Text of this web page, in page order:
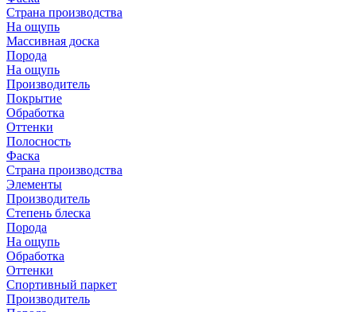
Страна производства
На ощупь
Массивная доска
Порода
На ощупь
Производитель
Покрытие
Обработка
Оттенки
Полосность
Фаска
Страна производства
Элементы
Производитель
Степень блеска
Порода
На ощупь
Обработка
Оттенки
Спортивный паркет
Производитель